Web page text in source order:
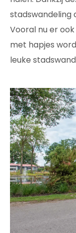
stadswandeling
Vooral nu er
met hapjes
leuke